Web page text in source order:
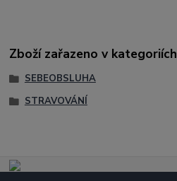
Zboží zařazeno v kategoriích
SEBEOBSLUHA
STRAVOVÁNÍ